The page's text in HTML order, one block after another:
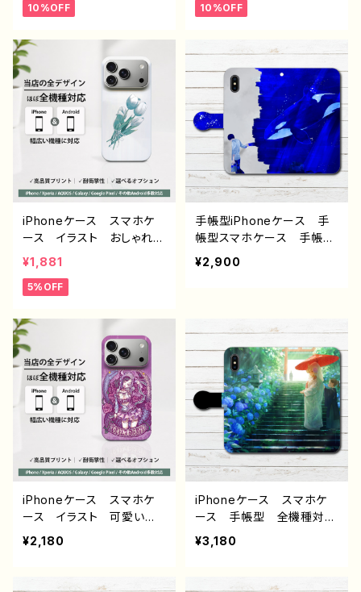
neケース ユニーク ネタ
s/7/8/XS/11/12/13 AQU
OS Xperia Googlepix
el 人気 イラストレータ
ー クリエイター 絵師
個性的 Android アンド
ロイド 携帯 ハード ケ
ース グッズ スマホカバ
ー アイフォンケース 悪
いことを言うパンダ タイト
ル：ラーメンについて悪いこ
と言うパンダ 子パンダ付
き 作：こさつね G-6
10%OFF
い ほぼ 全機種対応 メン
oid アンドロイド おすす
め 個性的 人気 イラス
トレーター 絵師 クリエ
イター オリジナル デザ
イン グッズ タイトル：脱
法寿司 作：んごミック G
-6
10%OFF
iPhoneケース スマホケ
ース イラスト おしゃれ
花柄 エモい レディー
ス AQUOS sense 2 3 4
5 iPhone15/14/13/12/11
Galaxy おすすめ 個
性的 人気 イラストレー
ター クリエイター 絵
師 Android アンドロイ
ド ケース オリジナル
デザイン グッズ タイト
ル：チューリップ 作：栞
¥1,881
5%OFF
手帳型iPhoneケース 手
帳型スマホケース 手帳
型 全機種対応 イラス
ト 男の子 かっこいい
one15/14/13/12/11 AQU
OS Xperia Googlepix
el Galaxy Android
アンドロイド ケース 個
性的 おすすめ 人気 イ
ラストレーター クリエイタ
ー 絵師 オリジナル デ
ザイン グッズ タイトル：
少年とシャチ 作：しゅり
¥2,900
iPhoneケース スマホケ
ース イラスト 可愛い女
の子 かっこいい女子 お
しゃれ服 エモい ロッ
ンズ 高校生 男子 iP
¥2,180
iPhoneケース スマホケ
ース 手帳型 全機種対
応 イラスト 可愛い女の
子 男の子 かわいい お
綺麗 美しい 景色 ノス
¥3,180